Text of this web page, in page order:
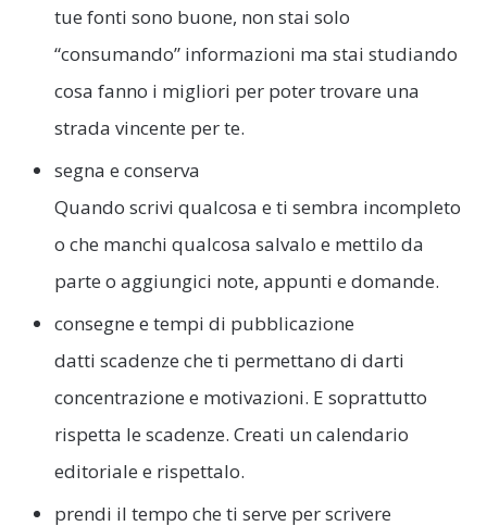
tue fonti sono buone, non stai solo
“consumando” informazioni ma stai studiando
cosa fanno i migliori per poter trovare una
strada vincente per te.
segna e conserva
Quando scrivi qualcosa e ti sembra incompleto
o che manchi qualcosa salvalo e mettilo da
parte o aggiungici note, appunti e domande.
consegne e tempi di pubblicazione
datti scadenze che ti permettano di darti
concentrazione e motivazioni. E soprattutto
rispetta le scadenze. Creati un calendario
editoriale e rispettalo.
prendi il tempo che ti serve per scrivere